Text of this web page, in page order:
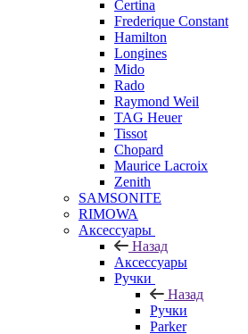
Certina
Frederique Constant
Hamilton
Longines
Mido
Rado
Raymond Weil
TAG Heuer
Tissot
Chopard
Maurice Lacroix
Zenith
SAMSONITE
RIMOWA
Аксессуары
Назад
Аксессуары
Ручки
Назад
Ручки
Parker